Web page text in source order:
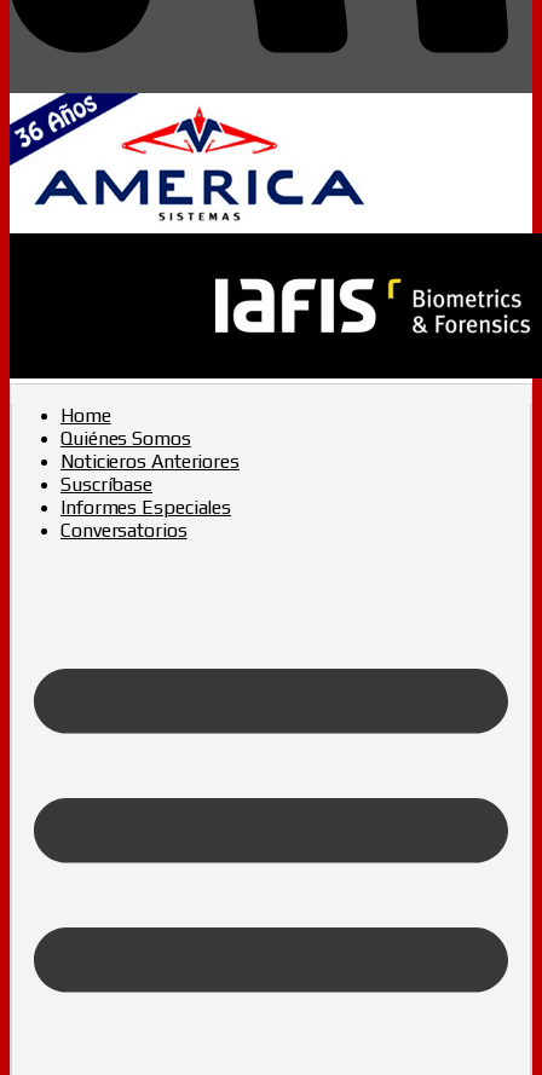
Home
Quiénes Somos
Noticieros Anteriores
Suscríbase
Informes Especiales
Conversatorios